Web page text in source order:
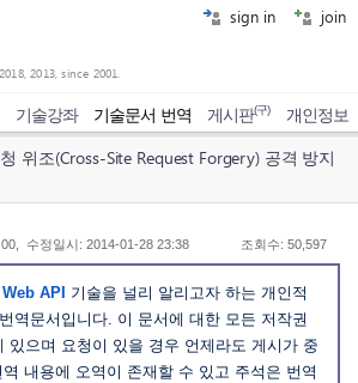
sign in join
2013, since 2001.
기술강좌 기술문서 번역 게시판(구) 개인정보
위조(Cross-Site Request Forgery) 공격 방지
수정일시: 2014-01-28 23:38 조회수: 50,597
API 기술을 널리 알리고자 하는 개인적
역문서입니다. 이 문서에 대한 모든 저작권
있으며 요청이 있을 경우 언제라도 게시가 중
내용에 오역이 존재할 수 있고 주석은 번역